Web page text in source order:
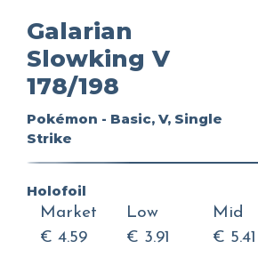
Galarian
Slowking V
178/198
Pokémon - Basic, V, Single
Strike
Holofoil
Market
€ 4.59
Low
€ 3.91
Mid
€ 5.41